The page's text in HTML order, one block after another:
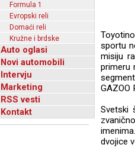
Formula 1
Evropski reli
Domaći reli
Kružne i brdske
Auto oglasi
Novi automobili
Intervju
Marketing
RSS vesti
Kontakt
sportu
misiju
primeru
GAZOO
Svetski
dvojice